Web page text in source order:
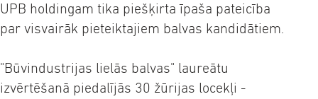
UPB holdingam tika piešķirta īpaša pateicība
par visvairāk pieteiktajiem balvas kandidātiem.
"Būvindustrijas lielās balvas" laureātu
izvērtēšanā piedalījās 30 žūrijas locekļi -